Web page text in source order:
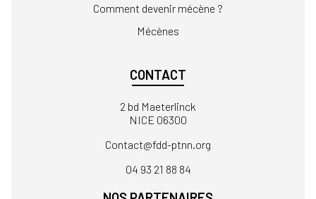
Comment devenir mécène ?
Mécènes
CONTACT
2 bd Maeterlinck
NICE 06300
Contact
04 93 21 88 84